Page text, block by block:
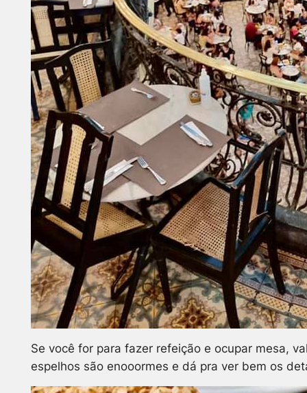
Se você for para fazer refeição e ocupar mesa,
espelhos são enooormes e dá pra ver bem os